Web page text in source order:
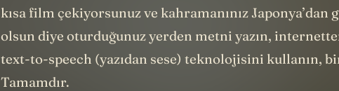
kısa film çekiyorsunuz ve kahramanınız Japonya’dan
olsun diye oturduğunuz yerden metni yazın,
text-to-speech (yazıdan sese) teknolojisini kullanın,
Tamamdır.